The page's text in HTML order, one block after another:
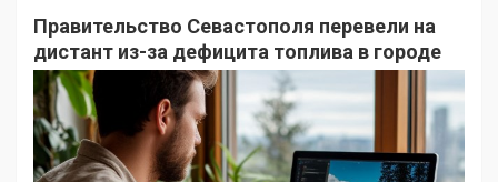
Правительство Севастополя перевели на
дистант из-за дефицита топлива в городе